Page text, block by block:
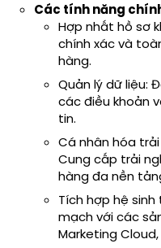
Các tính năng
Hợp nhất hồ sơ
chính xác và
hàng.
Quản lý dữ liệu:
các điều khoản
tin.
Cá nhân hóa
Cung cấp trải
hàng đa nền
Tích hợp hệ
mạch với các
Marketing